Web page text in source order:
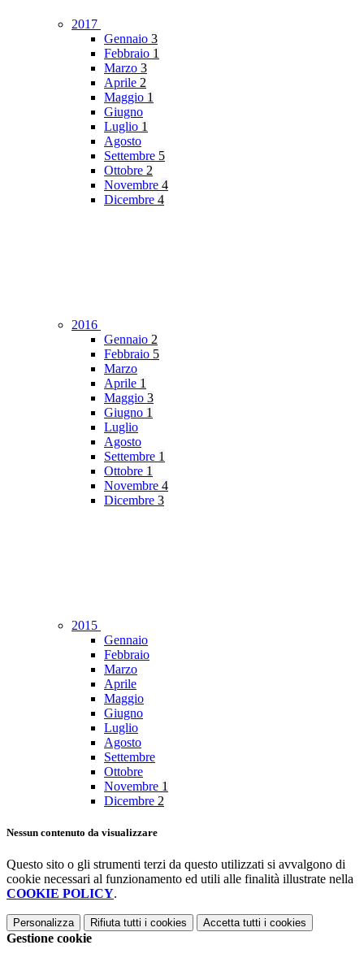
2017
Gennaio 3
Febbraio 1
Marzo 3
Aprile 2
Maggio 1
Giugno
Luglio 1
Agosto
Settembre 5
Ottobre 2
Novembre 4
Dicembre 4
2016
Gennaio 2
Febbraio 5
Marzo
Aprile 1
Maggio 3
Giugno 1
Luglio
Agosto
Settembre 1
Ottobre 1
Novembre 4
Dicembre 3
2015
Gennaio
Febbraio
Marzo
Aprile
Maggio
Giugno
Luglio
Agosto
Settembre
Ottobre
Novembre 1
Dicembre 2
Nessun contenuto da visualizzare
Questo sito o gli strumenti terzi da questo utilizzati si avvalgono di
cookie necessari al funzionamento ed utili alle finalità illustrate nella
COOKIE POLICY.
Personalizza Rifiuta tutti i cookies Accetta tutti i cookies
Gestione cookie